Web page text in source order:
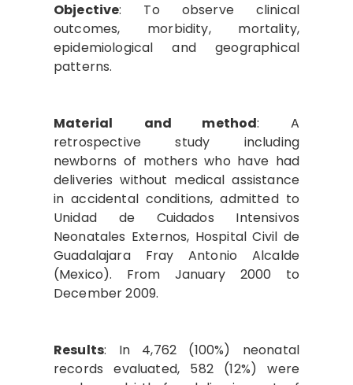
Objective: To observe clinical
outcomes, morbidity, mortality,
epidemiological and geographical
patterns.
Material and method: A
retrospective study including
newborns of mothers who have had
deliveries without medical assistance
in accidental conditions, admitted to
Unidad de Cuidados Intensivos
Neonatales Externos, Hospital Civil de
Guadalajara Fray Antonio Alcalde
(Mexico). From January 2000 to
December 2009.
Results: In 4,762 (100%) neonatal
records evaluated, 582 (12%) were